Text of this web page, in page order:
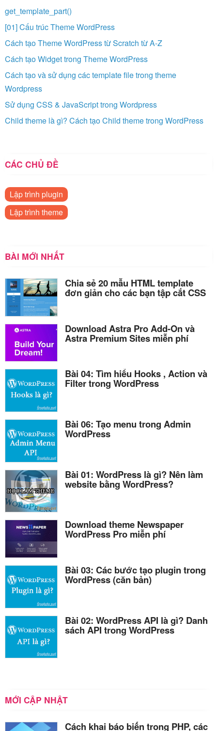
get_template_part()
[01] Cấu trúc Theme WordPress
Cách tạo Theme WordPress từ Scratch từ A-Z
Cách tạo Widget trong Theme WordPress
Cách tạo và sử dụng các template file trong theme
Wordpress
Sử dụng CSS & JavaScript trong Wordpress
Child theme là gì? Cách tạo Child theme trong WordPress
CÁC CHỦ ĐỀ
Lập trình plugin
Lập trình theme
BÀI MỚI NHẤT
Chia sẻ 20 mẫu HTML template
đơn giản cho các bạn tập cắt CSS
Download Astra Pro Add-On và
Astra Premium Sites miễn phí
Bài 04: Tìm hiểu Hooks , Action và
Filter trong WordPress
Bài 06: Tạo menu trong Admin
WordPress
Bài 01: WordPress là gì? Nên làm
website bằng WordPress?
Download theme Newspaper
WordPress Pro miễn phí
Bài 03: Các bước tạo plugin trong
WordPress (căn bản)
Bài 02: WordPress API là gì? Danh
sách API trong WordPress
MỚI CẬP NHẬT
Cách khai báo biến trong PHP, các